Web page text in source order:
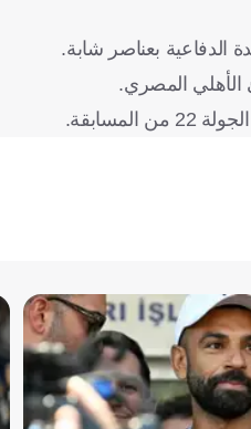
الدفاعية بعناصر شابة.
الأهلي المصري.